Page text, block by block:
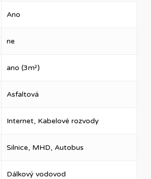
Ano
ne
ano (3m²)
Asfaltová
Internet, Kabelové rozvody
Silnice, MHD, Autobus
Dálkový vodovod